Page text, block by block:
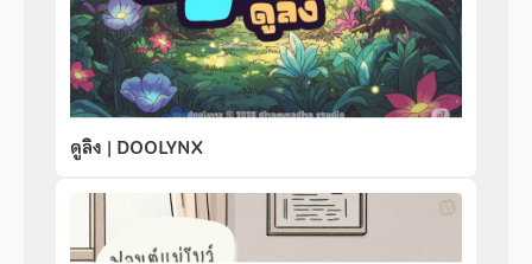
ดูลิง | DOOLYNX